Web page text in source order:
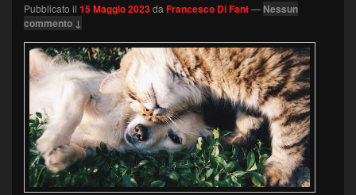
Pubblicato il 15 Maggio 2023da Francesco Di Fant— Nessun
commento ↓